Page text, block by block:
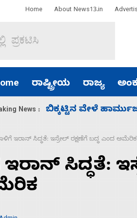
Home About News13.in
ರಾಷ್ಟ್ರೀಯ ರಾಜ್ಯ
News : ನಾಗೇಂದ್ರ
ಇರಾನ್‌ ಸಿದ್ಧತೆ: ಇಸ್ರೇಲ್‌ ರಕ್ಷಣೆಗೆ ಬದ್ಧ ಎಂದ ಅಮೆರಿಕ
ಸಿದ್ಧತೆ: